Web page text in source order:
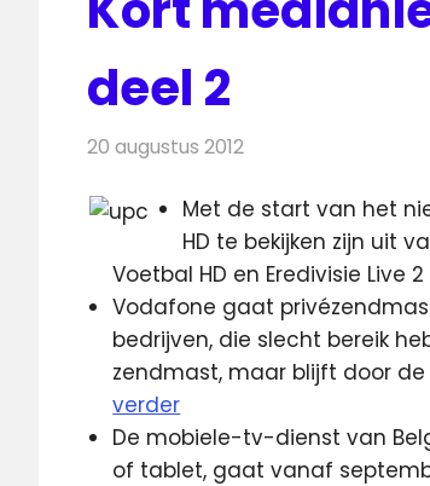
deel 2
20 augustus 2012
Met de start van het
HD te bekijken zijn uit
Voetbal HD en Eredivisie Live
Vodafone gaat
bedrijven, die slecht bereik
zendmast, maar blijft door
verder
De mobiele-tv-dienst van
of tablet, gaat vanaf